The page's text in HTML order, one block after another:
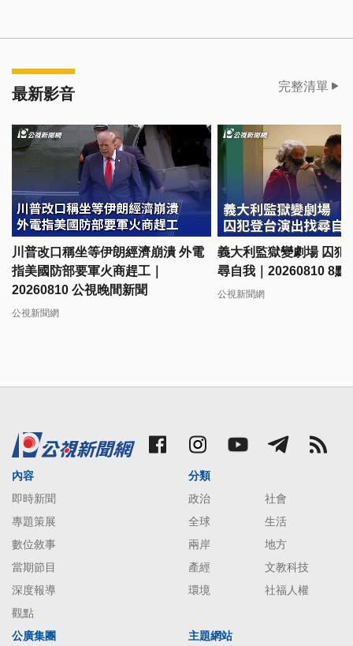
最新影音 完整清單
川普改口稱坐等伊朗經濟崩潰 外電
指美國防部要軍火商趕工｜
20260810 公視晚間新聞
公視新聞網
義大利監獄變劇場 囚犯
尋自我｜20260810 8點
公視新聞網
內容
即時新聞
專題策展
數位敘事
當期節目
深度報導
觀點
分類
政治
社會
全球
生活
兩岸
地方
產經
文教科技
環境
社福人權
公廣集團 主題網站